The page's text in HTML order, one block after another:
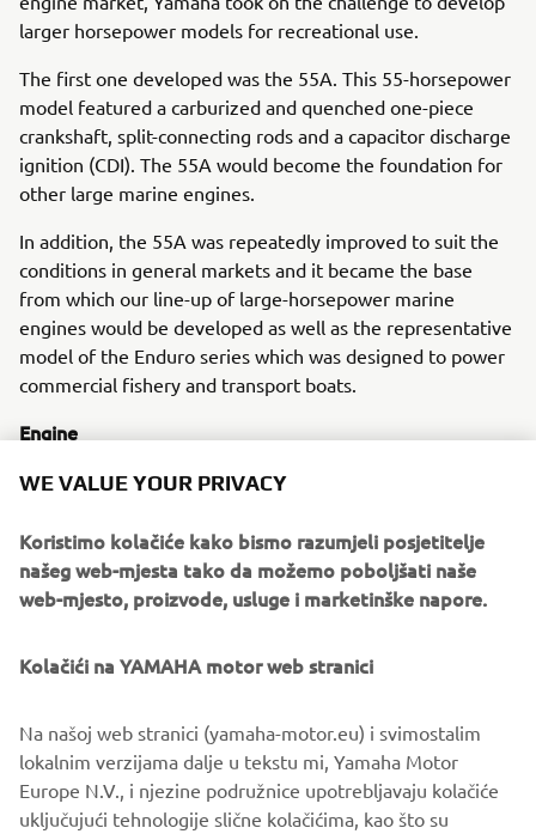
larger horsepower models for recreational use.
The first one developed was the 55A. This 55-horsepower
model featured a carburized and quenched one-piece
crankshaft, split-connecting rods and a capacitor discharge
ignition (CDI). The 55A would become the foundation for
other large marine engines.
In addition, the 55A was repeatedly improved to suit the
conditions in general markets and it became the base
from which our line-up of large-horsepower marine
engines would be developed as well as the representative
model of the Enduro series which was designed to power
commercial fishery and transport boats.
Engine
1976 XT500
The information and/or imagery on these webpages may
never be used for commercial or non-commercial
purposes without the explicit written consent of Yamaha
WE VALUE YOUR PRIVACY
Koristimo kolačiće kako bismo razumjeli posjetitelje
našeg web-mjesta tako da možemo poboljšati naše
web-mjesto, proizvode, usluge i marketinške napore.
Kolačići na YAMAHA motor web stranici
Na našoj web stranici (yamaha-motor.eu) i svimostalim
lokalnim verzijama dalje u tekstu mi, Yamaha Motor
Europe N.V., i njezine podružnice upotrebljavaju kolačiće
uključujući tehnologije slične kolačićima, kao što su